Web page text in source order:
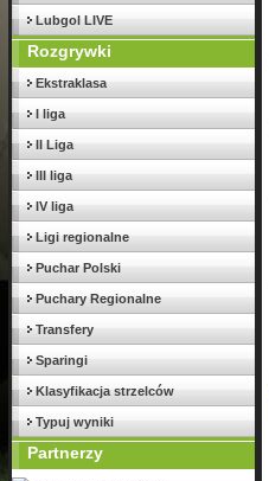
Lubgol LIVE
Rozgrywki
Ekstraklasa
I liga
II Liga
III liga
IV liga
Ligi regionalne
Puchar Polski
Puchary Regionalne
Transfery
Sparingi
Klasyfikacja strzelców
Typuj wyniki
Partnerzy